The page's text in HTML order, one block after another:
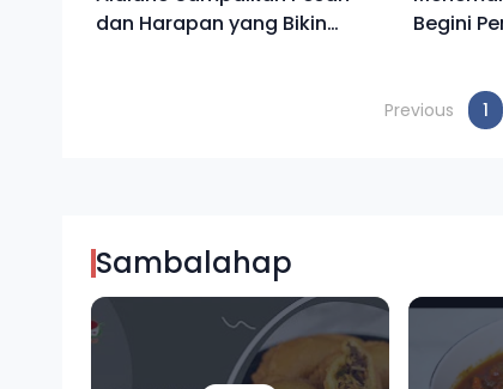
dan Harapan yang Bikin
Begini
Previous 1
Sambalahap